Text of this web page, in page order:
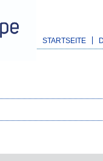
STARTSEITE